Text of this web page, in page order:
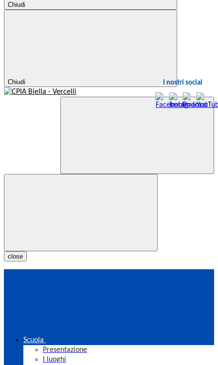
Chiudi
Chiudi I nostri social
close
Scuola
Presentazione
I luoghi